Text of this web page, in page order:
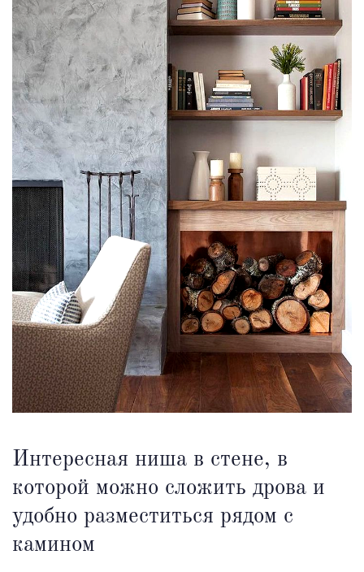
Интересная ниша в стене, в
которой можно сложить дрова и
удобно разместиться рядом с
камином